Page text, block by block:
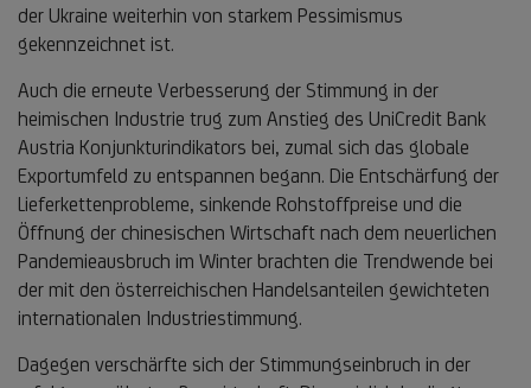
der Ukraine weiterhin von starkem Pessimismus
gekennzeichnet ist.
Auch die erneute Verbesserung der Stimmung in der
heimischen Industrie trug zum Anstieg des UniCredit Bank
Austria Konjunkturindikators bei, zumal sich das globale
Exportumfeld zu entspannen begann. Die Entschärfung der
Lieferkettenprobleme, sinkende Rohstoffpreise und die
Öffnung der chinesischen Wirtschaft nach dem neuerlichen
Pandemieausbruch im Winter brachten die Trendwende bei
der mit den österreichischen Handelsanteilen gewichteten
internationalen Industriestimmung.
Dagegen verschärfte sich der Stimmungseinbruch in der